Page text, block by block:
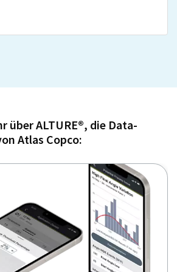
über ALTURE®, die Data-
Atlas Copco: